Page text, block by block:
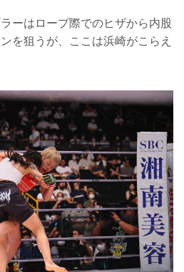
ーはロープ際でのヒザから内股
を狙うが、ここは浜崎がこらえ